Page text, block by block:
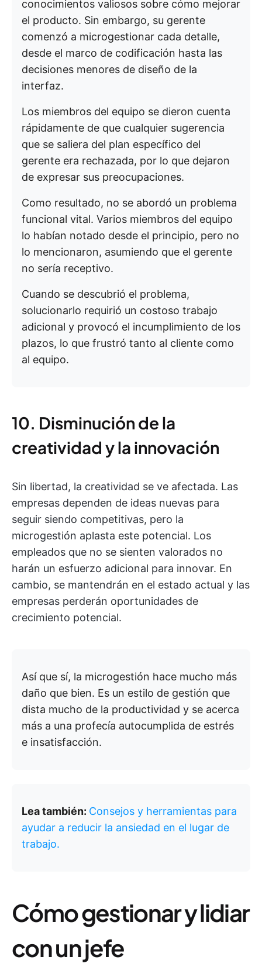
conocimientos valiosos sobre cómo mejorar
el producto. Sin embargo, su gerente
comenzó a microgestionar cada detalle,
desde el marco de codificación hasta las
decisiones menores de diseño de la
interfaz.
Los miembros del equipo se dieron cuenta
rápidamente de que cualquier sugerencia
que se saliera del plan específico del
gerente era rechazada, por lo que dejaron
de expresar sus preocupaciones.
Como resultado, no se abordó un problema
funcional vital. Varios miembros del equipo
lo habían notado desde el principio, pero no
lo mencionaron, asumiendo que el gerente
no sería receptivo.
Cuando se descubrió el problema,
solucionarlo requirió un costoso trabajo
adicional y provocó el incumplimiento de los
plazos, lo que frustró tanto al cliente como
al equipo.
10. Disminución de la
creatividad y la innovación
Sin libertad, la creatividad se ve afectada. Las
empresas dependen de ideas nuevas para
seguir siendo competitivas, pero la
microgestión aplasta este potencial. Los
empleados que no se sienten valorados no
harán un esfuerzo adicional para innovar. En
cambio, se mantendrán en el estado actual y las
empresas perderán oportunidades de
crecimiento potencial.
Así que sí, la microgestión hace mucho más
daño que bien. Es un estilo de gestión que
dista mucho de la productividad y se acerca
más a una profecía autocumplida de estrés
e insatisfacción.
Lea también: Consejos y herramientas para
ayudar a reducir la ansiedad en el lugar de
trabajo.
Cómo gestionar y lidiar
con un jefe